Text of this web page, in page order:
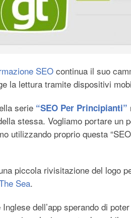
SEO continua il suo
la lettura tramite dispositivi
serie “SEO Per Principianti”
stessa. Vogliamo portare un
utilizzando proprio questa
piccola rivisitazione del logo
Sea.
dell’app sperando di